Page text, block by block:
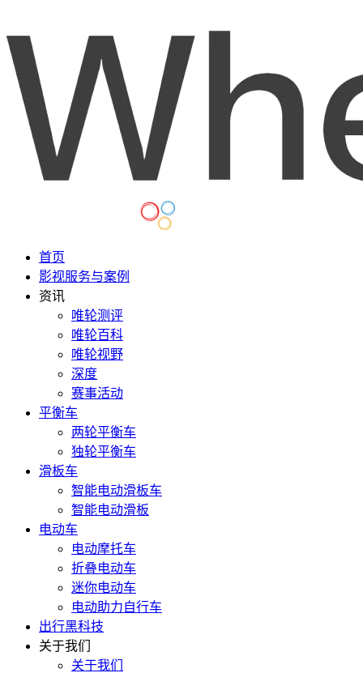
首页
影视服务与案例
资讯
唯轮测评
唯轮百科
唯轮视野
深度
赛事活动
平衡车
两轮平衡车
独轮平衡车
滑板车
智能电动滑板车
智能电动滑板
电动车
电动摩托车
折叠电动车
迷你电动车
电动助力自行车
出行黑科技
关于我们
关于我们